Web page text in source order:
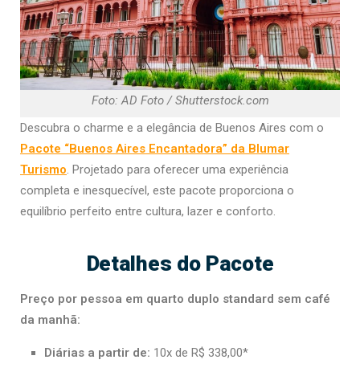
Foto: AD Foto / Shutterstock.com
Descubra o charme e a elegância de Buenos Aires com o
Pacote “Buenos Aires Encantadora” da Blumar
Turismo. Projetado para oferecer uma experiência
completa e inesquecível, este pacote proporciona o
equilíbrio perfeito entre cultura, lazer e conforto.
Detalhes do Pacote
Preço por pessoa em quarto duplo standard sem café
da manhã:
Diárias a partir de: 10x de R$ 338,00*